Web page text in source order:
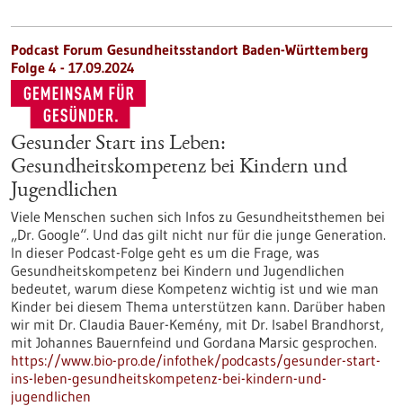
Podcast Forum Gesundheitsstandort Baden-Württemberg
Folge 4 - 17.09.2024
Gesunder Start ins Leben:
Gesundheitskompetenz bei Kindern und
Jugendlichen
Viele Menschen suchen sich Infos zu Gesundheitsthemen bei
„Dr. Google“. Und das gilt nicht nur für die junge Generation.
In dieser Podcast-Folge geht es um die Frage, was
Gesundheitskompetenz bei Kindern und Jugendlichen
bedeutet, warum diese Kompetenz wichtig ist und wie man
Kinder bei diesem Thema unterstützen kann. Darüber haben
wir mit Dr. Claudia Bauer-Kemény, mit Dr. Isabel Brandhorst,
mit Johannes Bauernfeind und Gordana Marsic gesprochen.
https://www.bio-pro.de/infothek/podcasts/gesunder-start-
ins-leben-gesundheitskompetenz-bei-kindern-und-
jugendlichen